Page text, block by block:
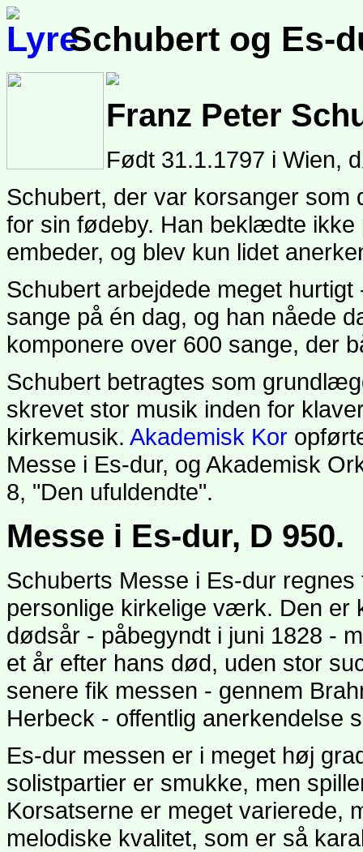
Schubert og Es-
Franz Peter
Født 31.1.1797 i Wien,
Schubert, der var korsanger
for sin fødeby. Han beklædte ikke
embeder, og blev kun lidet
Schubert arbejdede meget
sange på én dag, og han nåede
komponere over 600 sange, der
Schubert betragtes som
skrevet stor musik inden for
kirkemusik. Akademisk Kor
Messe i Es-dur, og Akademisk
8, "Den ufuldendte".
Messe i Es-dur, D 950.
Schuberts Messe i Es-dur
personlige kirkelige værk. Den er
dødsår - påbegyndt i juni 1828 -
et år efter hans død, uden stor
senere fik messen - gennem
Herbeck - offentlig anerkendelse
Es-dur messen er i meget høj
solistpartier er smukke, men
Korsatserne er meget varierede,
melodiske kvalitet, som er så